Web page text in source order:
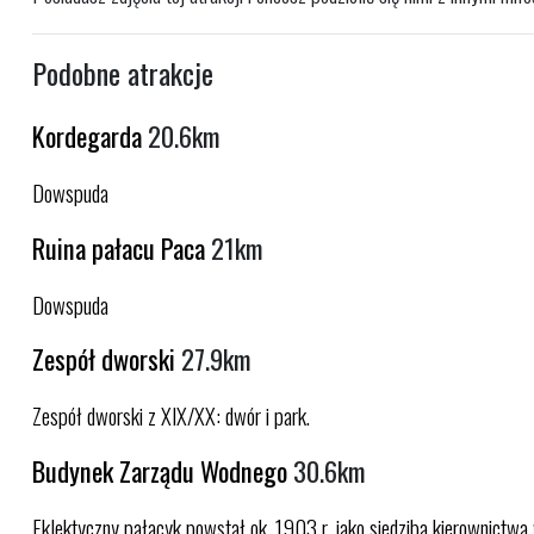
Podobne atrakcje
Kordegarda20.6km
Dowspuda
Ruina pałacu Paca21km
Dowspuda
Zespół dworski 27.9km
Zespół dworski z XIX/XX: dwór i park.
Budynek Zarządu Wodnego30.6km